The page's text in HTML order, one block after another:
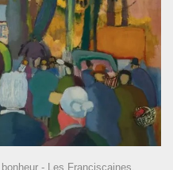
- Les Franciscaines,